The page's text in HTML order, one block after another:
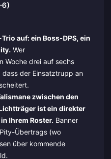
auf: ein Boss-DPS, ein
Wer
Woche drei auf sechs
der Einsatztrupp an
zwischen den
ist ein direkter
Ihrem Roster. Banner
Übertrags (wo
über kommende